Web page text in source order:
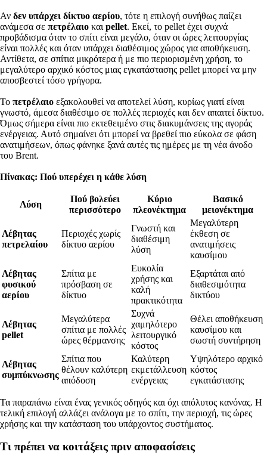
Αν δεν υπάρχει δίκτυο αερίου, τότε η επιλογή συνήθως παίζει
ανάμεσα σε πετρέλαιο και pellet. Εκεί, το pellet έχει συχνά
προβάδισμα όταν το σπίτι είναι μεγάλο, όταν οι ώρες λειτουργίας
είναι πολλές και όταν υπάρχει διαθέσιμος χώρος για αποθήκευση.
Αντίθετα, σε σπίτια μικρότερα ή με πιο περιορισμένη χρήση, το
μεγαλύτερο αρχικό κόστος μιας εγκατάστασης pellet μπορεί να μην
αποσβεστεί τόσο γρήγορα.
Το πετρέλαιο εξακολουθεί να αποτελεί λύση, κυρίως γιατί είναι
γνωστό, άμεσα διαθέσιμο σε πολλές περιοχές και δεν απαιτεί δίκτυο.
Όμως σήμερα είναι πιο εκτεθειμένο στις διακυμάνσεις της αγοράς
ενέργειας. Αυτό σημαίνει ότι μπορεί να βρεθεί πιο εύκολα σε φάση
ανατιμήσεων, όπως φάνηκε ξανά αυτές τις ημέρες με τη νέα άνοδο
του Brent.
Πίνακας: Πού υπερέχει η κάθε λύση
Λύση
Πού βολεύει
περισσότερο
Κύριο
πλεονέκτημα
Βασικό
μειονέκτημα
Λέβητας
πετρελαίου
Περιοχές χωρίς
δίκτυο αερίου
Γνωστή και
διαθέσιμη
λύση
Μεγαλύτερη
έκθεση σε
ανατιμήσεις
καυσίμου
Λέβητας
φυσικού
αερίου
Σπίτια με
πρόσβαση σε
δίκτυο
Ευκολία
χρήσης και
καλή
πρακτικότητα
Εξαρτάται από
διαθεσιμότητα
δικτύου
Λέβητας
pellet
Μεγαλύτερα
σπίτια με πολλές
ώρες θέρμανσης
Συχνά
χαμηλότερο
λειτουργικό
κόστος
Θέλει αποθήκευση
καυσίμου και
σωστή συντήρηση
Λέβητας
συμπύκνωσης
Σπίτια που
θέλουν καλύτερη
απόδοση
Καλύτερη
εκμετάλλευση
ενέργειας
Υψηλότερο αρχικό
κόστος
εγκατάστασης
Τα παραπάνω είναι ένας γενικός οδηγός και όχι απόλυτος κανόνας. Η
τελική επιλογή αλλάζει ανάλογα με το σπίτι, την περιοχή, τις ώρες
χρήσης και την κατάσταση του υπάρχοντος συστήματος.
Τι πρέπει να κοιτάξεις πριν αποφασίσεις